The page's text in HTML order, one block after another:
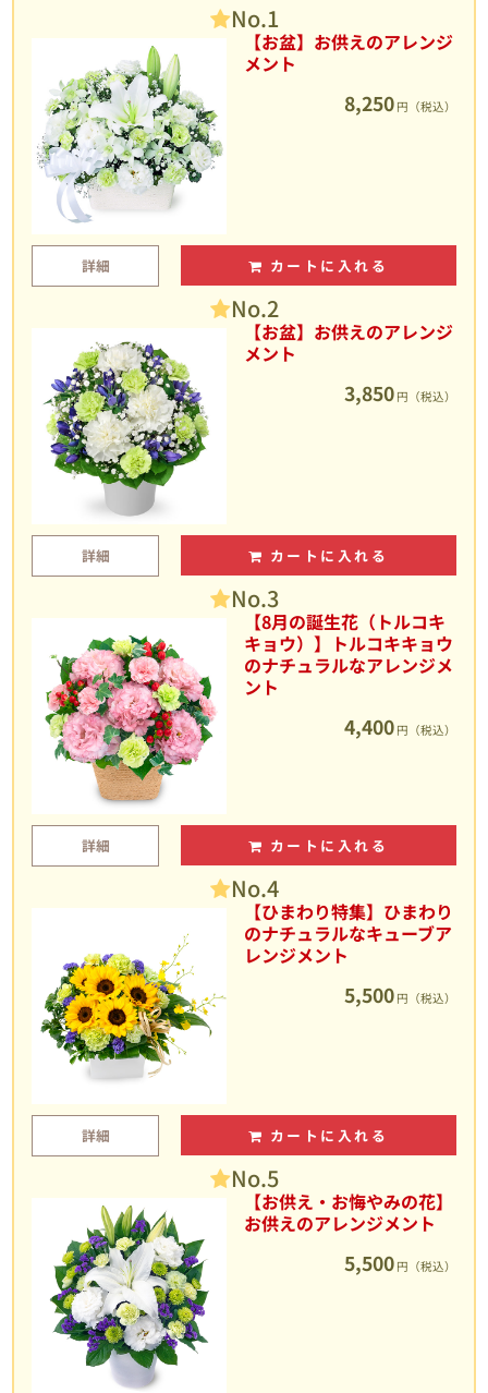
No.1
【お盆】お供えのアレンジ
メント
8,250 円（税込）
詳細 カートに入れる
No.2
【お盆】お供えのアレンジ
メント
3,850 円（税込）
詳細 カートに入れる
No.3
【8月の誕生花（トルコキ
キョウ）】トルコキキョウ
のナチュラルなアレンジメ
ント
4,400 円（税込）
詳細 カートに入れる
No.4
【ひまわり特集】ひまわり
のナチュラルなキューブア
レンジメント
5,500 円（税込）
詳細 カートに入れる
No.5
【お供え・お悔やみの花】
お供えのアレンジメント
5,500 円（税込）